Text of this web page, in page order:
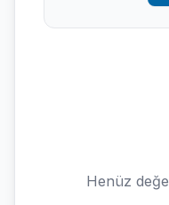
Henüz